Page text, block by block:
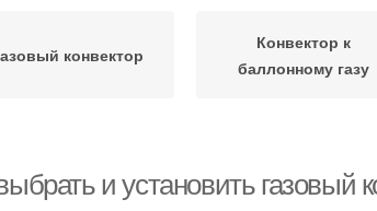
конвектор
Конвектор к
баллонному газу
отопления
и установить газовый